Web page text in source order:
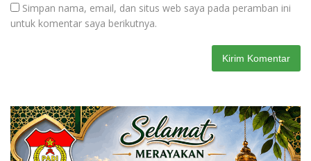
Simpan nama, email, dan situs web saya pada peramban ini
untuk komentar saya berikutnya.